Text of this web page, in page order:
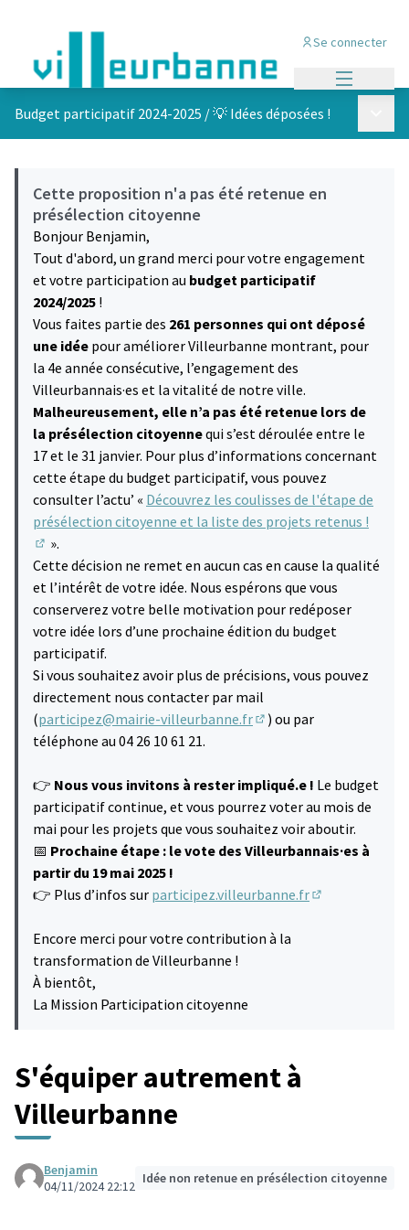
Se connecter
Budget participatif 2024-2025 /💡 Idées déposées !
Cette proposition n'a pas été retenue en
présélection citoyenne
Bonjour Benjamin,
Tout d'abord, un grand merci pour votre engagement
et votre participation au budget participatif
2024/2025 !
Vous faites partie des 261 personnes qui ont déposé
une idée pour améliorer Villeurbanne montrant, pour
la 4e année consécutive, l’engagement des
Villeurbannais·es et la vitalité de notre ville.
Malheureusement, elle n’a pas été retenue lors de
la présélection citoyennequi s’est déroulée entre le
17 et le 31 janvier. Pour plus d’informations concernant
cette étape du budget participatif, vous pouvez
consulter l’actu’ « Découvrez les coulisses de l'étape de
présélection citoyenne et la liste des projets retenus !
(S'ouvre dans un nouvel onglet)
».
Cette décision ne remet en aucun cas en cause la qualité
et l’intérêt de votre idée. Nous espérons que vous
conserverez votre belle motivation pour redéposer
votre idée lors d’une prochaine édition du budget
participatif.
Si vous souhaitez avoir plus de précisions, vous pouvez
directement nous contacter par mail
(participez@mairie-villeurbanne.fr
) ou par
téléphone au 04 26 10 61 21.
👉 Nous vous invitons à rester impliqué.e ! Le budget
participatif continue, et vous pourrez voter au mois de
mai pour les projets que vous souhaitez voir aboutir.
📅 Prochaine étape : le vote des Villeurbannais·es à
partir du 19 mai 2025 !
👉 Plus d’infos sur participez.villeurbanne.fr
Encore merci pour votre contribution à la
transformation de Villeurbanne !
À bientôt,
La Mission Participation citoyenne
S'équiper autrement à
Villeurbanne
Benjamin
04/11/2024 22:12 Idée non retenue en présélection citoyenne